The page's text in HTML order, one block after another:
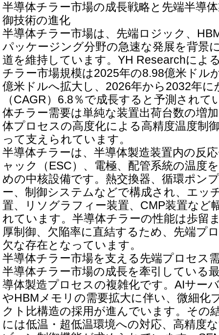
半導体チラー市場の成長戦略と先端半導
御技術の進化
半導体チラー市場は、先端ロジック、
パッケージング分野の急速な発展を背景
道を維持しています。YH Researchによ
チラー市場規模は2025年の8.98億米ドル
億米ドルへ拡大し、2026年から2032年に
（CAGR）6.8％で成長すると予測されて
体チラー需要は単純な装置出荷台数の増
体プロセスの高度化による高精度温度制
って支えられています。
半導体チラーは、半導体製造装置内の反
ャック（ESC）、電極、配管系統の温度
めの中核設備です。熱交換器、循環ポン
ー、制御システムなどで構成され、エッ
置、リソグラフィー装置、CMP装置など
れています。半導体チラーの性能は歩留
厚制御、欠陥率に直結するため、先端プ
欠な存在となっています。
半導体チラー市場を支える先端プロセス
半導体チラー市場の成長を牽引している
導体製造プロセスの複雑化です。AIサー
やHBMメモリの需要拡大に伴い、微細化
クト比構造の採用が進んでいます。その
には低温・超低温環境への対応、高精度